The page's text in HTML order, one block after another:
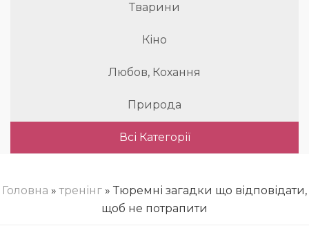
Тварини
Кіно
Любов, Кохання
Природа
Всі Категорії
Головна »тренінг » Тюремні загадки що відповідати,
щоб не потрапити